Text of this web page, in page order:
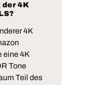
der 4K
4K
eine 4K
Tone
Teil des